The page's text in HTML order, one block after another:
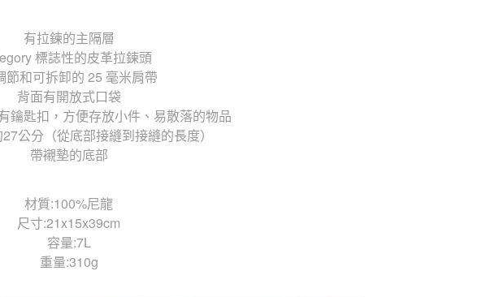
有拉鍊的主隔層
標誌性的皮革拉鍊頭
節和可拆卸的 25 毫米肩帶
背面有開放式口袋
鑰匙扣，方便存放小件、易散落的物品
公分（從底部接縫到接縫的長度）
帶襯墊的底部
材質:100%尼龍
尺寸:21x15x39cm
容量:7L
重量:310g